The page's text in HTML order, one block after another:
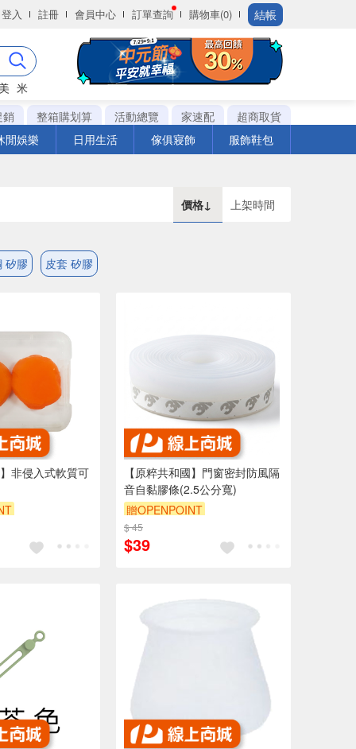
登入 註冊 會員中心 訂單查詢 購物車(0) 結帳
米
銷
整箱購划算 活動總覽 家速配
超商取貨
閒娛樂
日用生活 傢俱寢飾 服飾鞋包
價格↓ 上架時間
矽膠 皮套 矽膠
非侵入式軟質可
【原粹共和國】門窗密封防風隔
音自黏膠條(2.5公分寬)
贈OPENPOINT
$ 45
$39